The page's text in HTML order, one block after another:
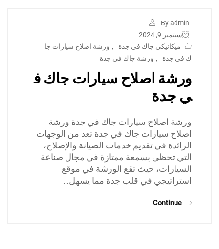
By admin
سبتمبر 9, 2024
ميكانيكي جاك في جدة
, ورشة اصلاح سيارات جا
ك في جدة
, ورشة جاك في جدة
ورشة اصلاح سيارات جاك ف
ي جدة
ورشة اصلاح سيارات جاك في جدة ورشة
اصلاح سيارات جاك في جدة تعد من الوجهات
الرائدة في تقديم خدمات الصيانة والإصلاح،
التي تحظى بسمعة ممتازة في مجال صناعة
السيارات، حيث تقع الورشة في موقع
استراتيجي في قلب جدة مما يسهل…
Continue